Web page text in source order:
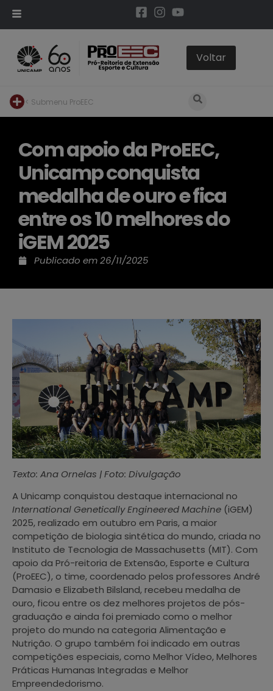
< Submenu ProEEC
Com apoio da ProEEC,
Unicamp conquista
medalha de ouro e fica
entre os 10 melhores do
iGEM 2025
Publicado em26/11/2025
Texto: Ana Ornelas | Foto: Divulgação
A Unicamp conquistou destaque internacional no
International Genetically Engineered Machine (iGEM)
2025, realizado em outubro em Paris, a maior
competição de biologia sintética do mundo, criada no
Instituto de Tecnologia de Massachusetts (MIT). Com
apoio da Pró-reitoria de Extensão, Esporte e Cultura
(ProEEC), o time, coordenado pelos professores André
Damasio e Elizabeth Bilsland, recebeu medalha de
ouro, ficou entre os dez melhores projetos de pós-
graduação e ainda foi premiado como o melhor
projeto do mundo na categoria Alimentação e
Nutrição. O grupo também foi indicado em outras
competições especiais, como Melhor Vídeo, Melhores
Práticas Humanas Integradas e Melhor
Empreendedorismo.